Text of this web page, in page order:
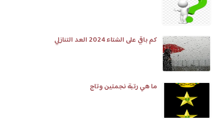
كم باقي على الشتاء 2024 العد التنازلي
ما هي رتبة نجمتين وتاج